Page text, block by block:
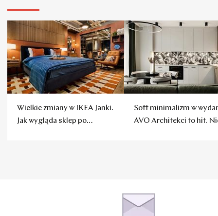
Wielkie zmiany w IKEA Janki.
Jak wygląda sklep po
Soft minimalizm w
AVO Architekci to hit.